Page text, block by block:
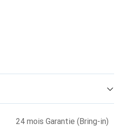
24 mois Garantie (Bring-in)